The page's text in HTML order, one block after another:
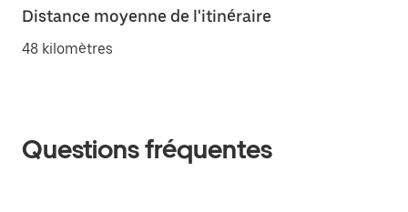
Distance moyenne de l'itinéraire
48 kilomètres
Questions fréquentes